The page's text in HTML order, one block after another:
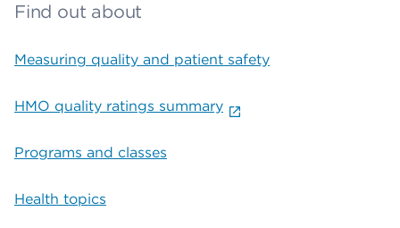
Find out about
Measuring quality and patient safety
HMO quality ratings summary
Programs and classes
Health topics